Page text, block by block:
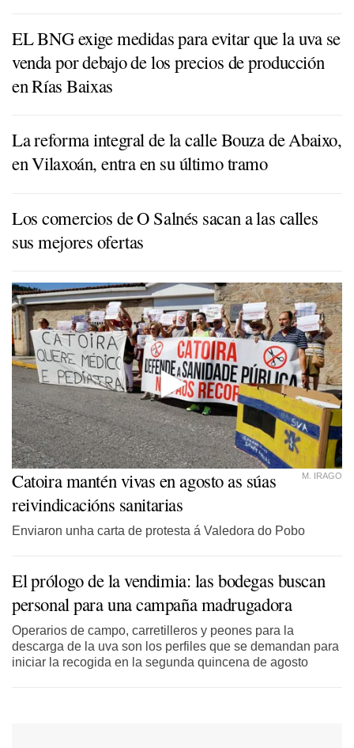
EL BNG exige medidas para evitar que la uva se
venda por debajo de los precios de producción
en Rías Baixas
La reforma integral de la calle Bouza de Abaixo,
en Vilaxoán, entra en su último tramo
Los comercios de O Salnés sacan a las calles
sus mejores ofertas
M. IRAGO
Catoira mantén vivas en agosto as súas
reivindicacións sanitarias
Enviaron unha carta de protesta á Valedora do Pobo
El prólogo de la vendimia: las bodegas buscan
personal para una campaña madrugadora
Operarios de campo, carretilleros y peones para la
descarga de la uva son los perfiles que se demandan para
iniciar la recogida en la segunda quincena de agosto